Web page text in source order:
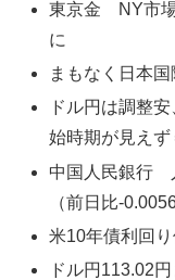
東京金 NY市場
に
まもなく日本
ドル円は調整
始時期が見え
中国人民銀行
（前日比-0.0056
米10年債利回
ドル円113.02